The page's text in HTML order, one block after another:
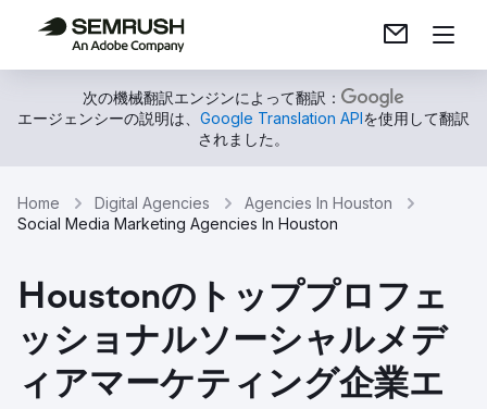
次の機械翻訳エンジンによって翻訳：
エージェンシーの説明は、 Google Translation APIを使用して翻訳
されました。
Home Digital Agencies
Agencies In Houston
Social Media Marketing Agencies In Houston
Houstonのトッププロフェ
ッショナルソーシャルメデ
ィアマーケティング企業エ